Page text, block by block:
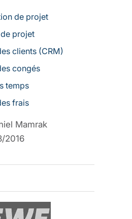
de projet
projet
clients (CRM)
congés
temps
frais
Mamrak
2016